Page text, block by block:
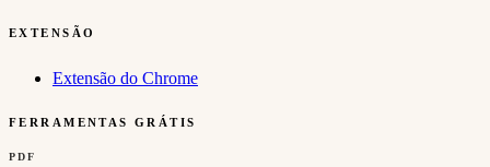
EXTENSÃO
Extensão do Chrome
FERRAMENTAS GRÁTIS
PDF